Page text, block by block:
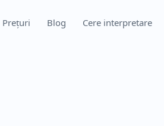
Prețuri Blog Cere interpretare